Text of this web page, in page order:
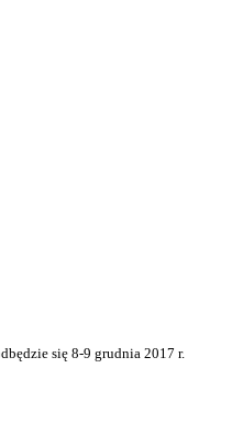
się 8-9 grudnia 2017 r.